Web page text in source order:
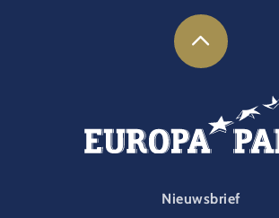
FOOTER-PARK
Nieuwsbrief